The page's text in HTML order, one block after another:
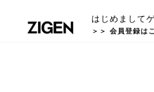
はじめまして
＞＞ 会員登録は